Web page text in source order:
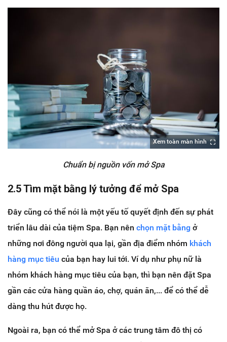
Xem toàn màn hình
Chuẩn bị nguồn vốn mở Spa
2.5 Tìm mặt bằng lý tưởng để mở Spa
Đây cũng có thể nói là một yếu tố quyết định đến sự phát
triển lâu dài của tiệm Spa. Bạn nên chọn mặt bằng ở
những nơi đông người qua lại, gần địa điểm nhóm khách
hàng mục tiêu của bạn hay lui tới. Ví dụ như phụ nữ là
nhóm khách hàng mục tiêu của bạn, thì bạn nên đặt Spa
gần các cửa hàng quần áo, chợ, quán ăn,... để có thể dễ
dàng thu hút được họ.
Ngoài ra, bạn có thể mở Spa ở các trung tâm đô thị có